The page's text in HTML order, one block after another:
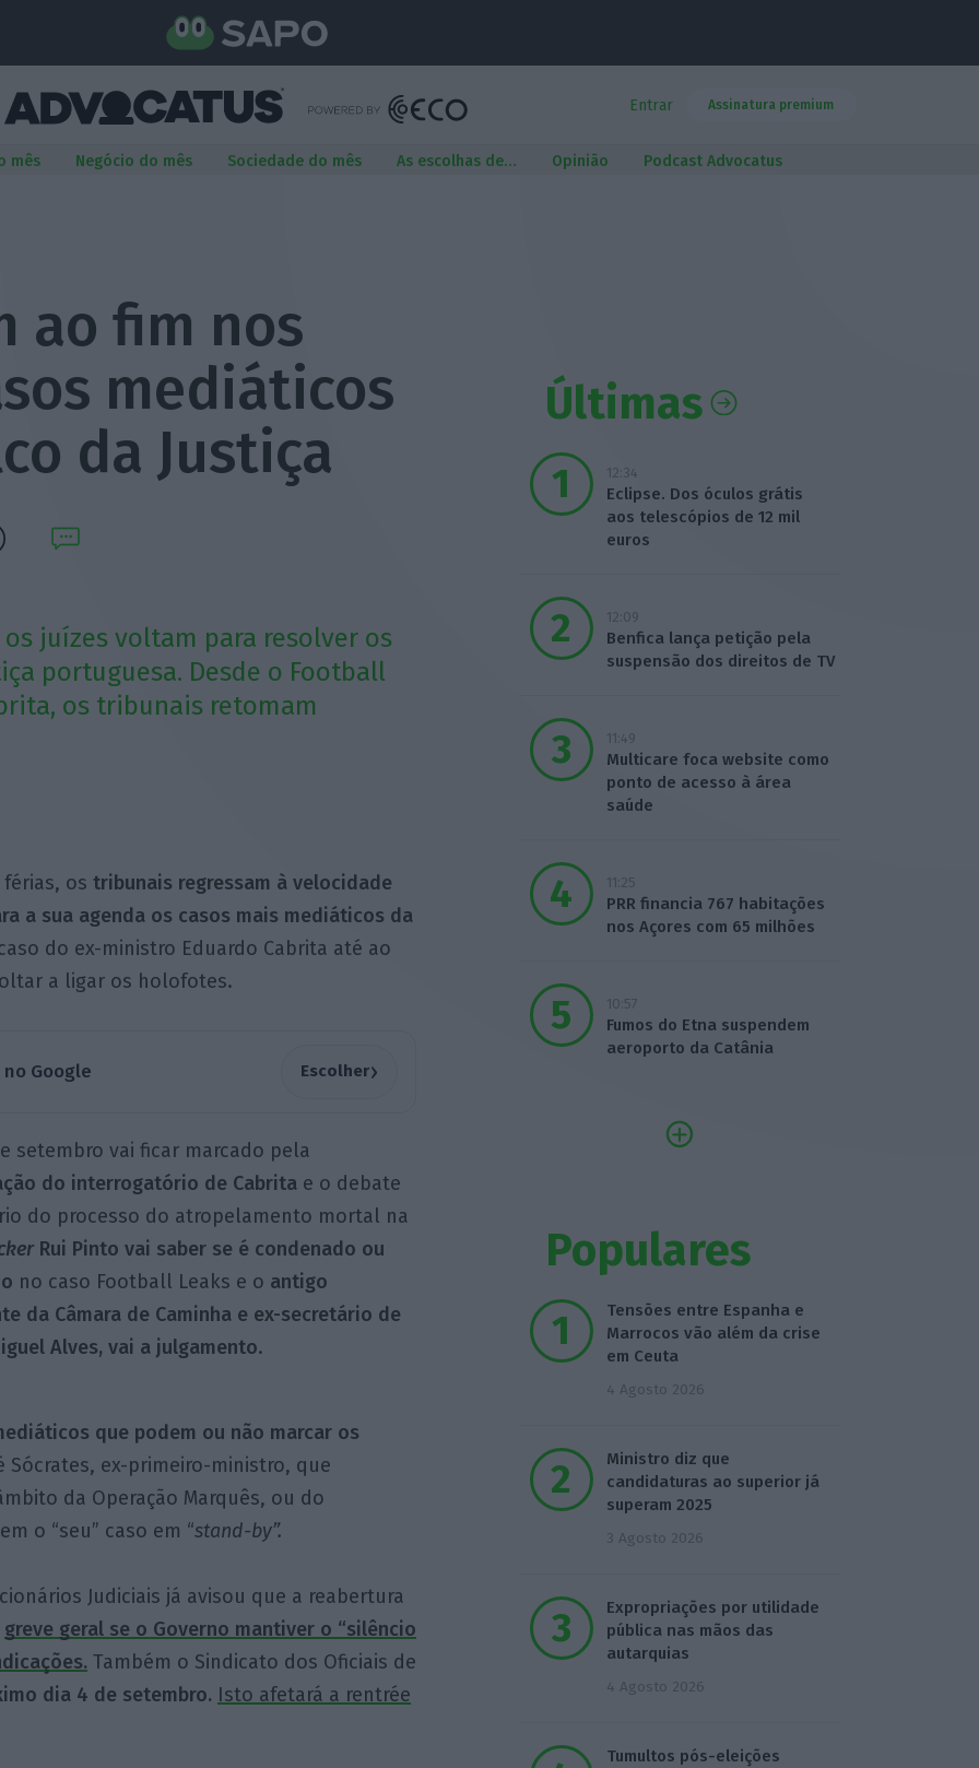
Entrar Assinatura premium
mês Negócio do mês Sociedade do mês As escolhas de… Opinião Podcast Advocatus
ao fim nos
mediáticos
da Justiça
juízes voltam para resolver os
portuguesa. Desde o Football
os tribunais retomam
os tribunais regressam à velocidade
a sua agenda os casos mais mediáticos da
do ex-ministro Eduardo Cabrita até ao
a ligar os holofotes.
Google Escolher›
setembro vai ficar marcado pela
do interrogatório de Cabritae o debate
do processo do atropelamento mortal na
Rui Pinto vai saber se é condenado ou
no caso Football Leaks e o antigo
da Câmara de Caminha e ex-secretário de
Alves, vai a julgamento.
que podem ou não marcar os
Sócrates, ex-primeiro-ministro, que
da Operação Marquês, ou do
o “seu” caso em “stand-by”.
Judiciais já avisou que a reabertura
greve geral se o Governo mantiver o “silêncio
Também o Sindicato dos Oficiais de
dia 4 de setembro. Isto afetará a rentrée
Últimas
12:34
Eclipse. Dos óculos grátis
aos telescópios de 12 mil
euros
12:09
Benfica lança petição pela
suspensão dos direitos de TV
11:49
Multicare foca website como
ponto de acesso à área
saúde
11:25
PRR financia 767 habitações
nos Açores com 65 milhões
10:57
Fumos do Etna suspendem
aeroporto da Catânia
Populares
Tensões entre Espanha e
Marrocos vão além da crise
em Ceuta
4 Agosto 2026
Ministro diz que
candidaturas ao superior já
superam 2025
3 Agosto 2026
Expropriações por utilidade
pública nas mãos das
autarquias
4 Agosto 2026
Tumultos pós-eleições